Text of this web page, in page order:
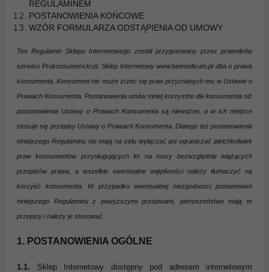
REGULAMINEM
POSTANOWIENIA KOŃCOWE
WZÓR FORMULARZA ODSTĄPIENIA OD UMOWY
TenRegulamin Sklepu Internetowego został przygotowany przez prawników
serwisu Prokonsumencki.pl.Sklep Internetowy www.biomedicum.pl dba o prawa
konsumenta. Konsument nie może zrzec się praw przyznanych mu w Ustawie o
Prawach Konsumenta. Postanowienia umów mniej korzystne dla konsumenta niż
postanowienia Ustawy o Prawach Konsumenta są nieważne, a w ich miejsce
stosuje się przepisy Ustawy o Prawach Konsumenta. Dlatego też postanowienia
niniejszego Regulaminu nie mają na celu wyłączać ani ograniczać jakichkolwiek
praw konsumentów przysługujących im na mocy bezwzględnie wiążących
przepisów prawa, a wszelkie ewentualne wątpliwości należy tłumaczyć na
korzyść konsumenta. W przypadku ewentualnej niezgodności postanowień
niniejszego Regulaminu z powyższymi przepisami, pierwszeństwo mają te
przepisy i należy je stosować.
1. POSTANOWIENIA OGÓLNE
1.1. Sklep Internetowy dostępny pod adresem internetowym